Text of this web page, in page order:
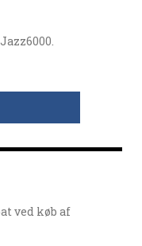
ved køb af